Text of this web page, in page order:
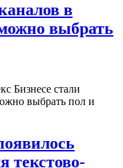
в
выбрать
Бизнесе стали
выбрать пол и
текстово-